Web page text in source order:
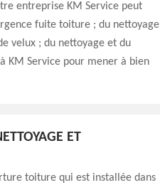
entreprise KM Service peut
fuite toiture ; du nettoyage
velux ; du nettoyage et du
KM Service pour mener à bien
ET
toiture qui est installée dans